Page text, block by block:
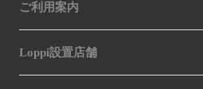
ご利用案内
Loppi設置店舗